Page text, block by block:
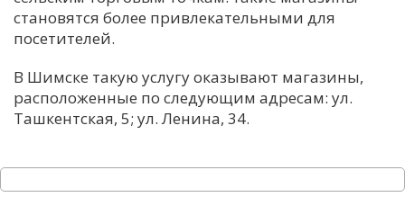
становятся более привлекательными для
посетителей.
В Шимске такую услугу оказывают магазины,
расположенные по следующим адресам: ул.
Ташкентская, 5; ул. Ленина, 34.